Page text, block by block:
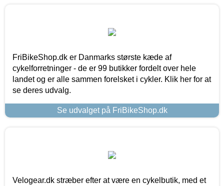
FriBikeShop.dk er Danmarks største kæde af
cykelforretninger - de er 99 butikker fordelt over hele
landet og er alle sammen forelsket i cykler. Klik her for at
se deres udvalg.
Se udvalget på FriBikeShop.dk
Velogear.dk stræber efter at være en cykelbutik, med et